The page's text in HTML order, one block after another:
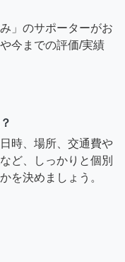
」のサポーターがお
今までの評価/実績
時、場所、交通費や
ど、しっかりと個別
を決めましょう。